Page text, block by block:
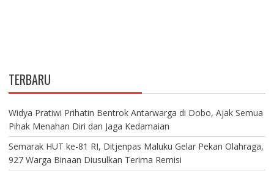
TERBARU
Widya Pratiwi Prihatin Bentrok Antarwarga di Dobo, Ajak Semua
Pihak Menahan Diri dan Jaga Kedamaian
Semarak HUT ke-81 RI, Ditjenpas Maluku Gelar Pekan Olahraga,
927 Warga Binaan Diusulkan Terima Remisi